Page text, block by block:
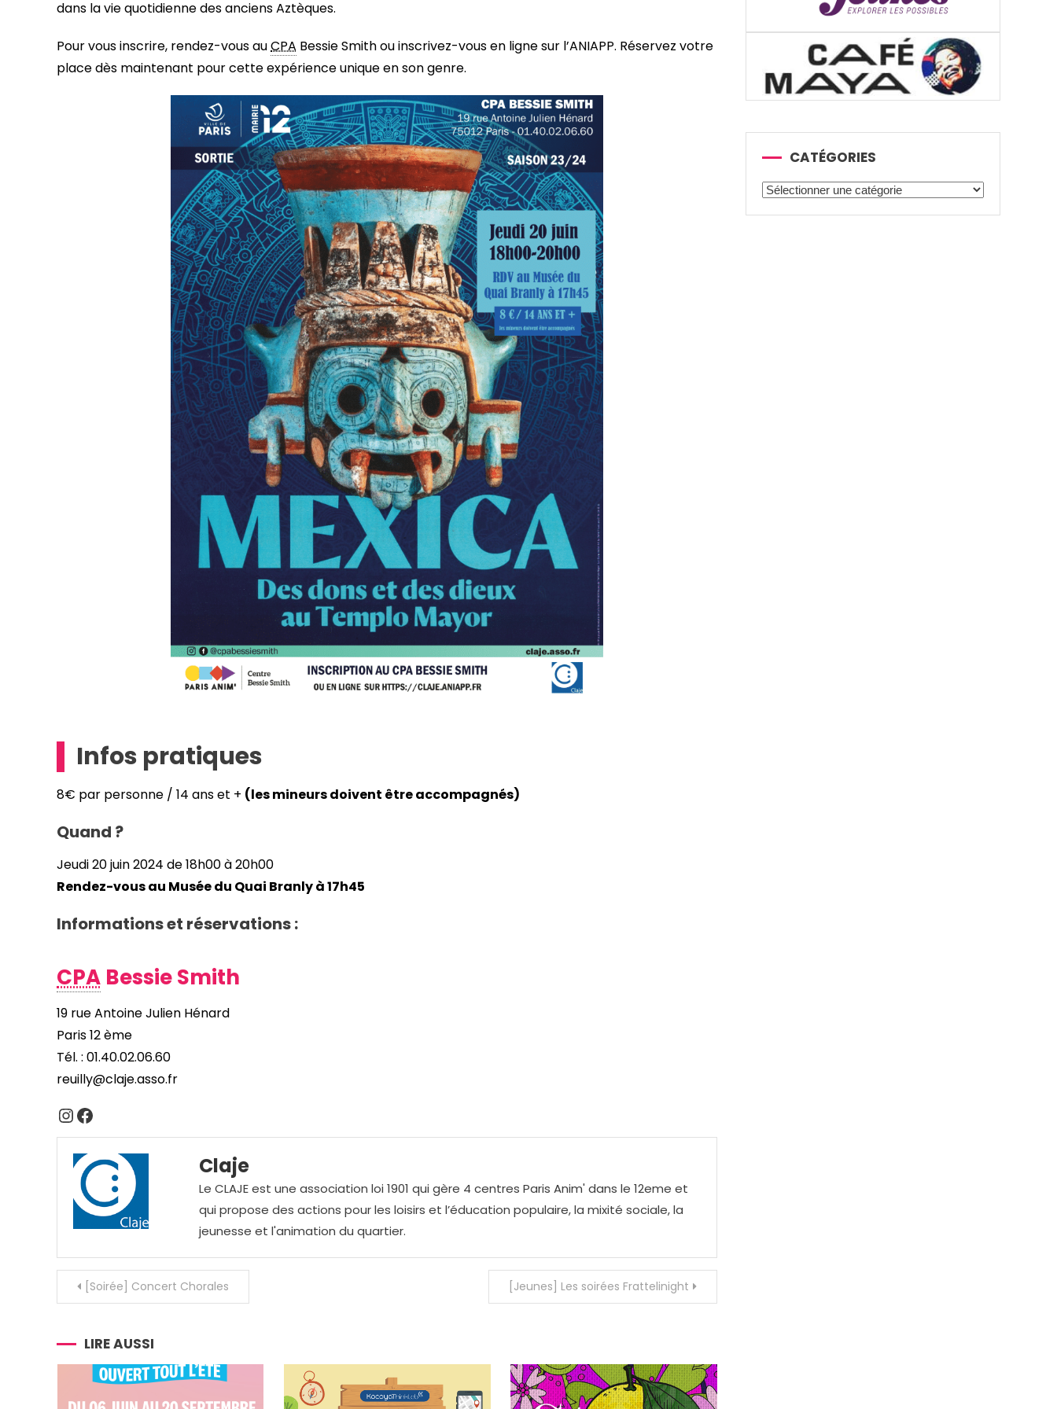
dans la vie quotidienne des anciens Aztèques.
Pour vous inscrire, rendez-vous auCPA Bessie Smith ou inscrivez-vous en ligne sur l’ANIAPP. Réservez votre
place dès maintenant pour cette expérience unique en son genre.
Infos pratiques
8€ par personne / 14 ans et + (les mineurs doivent être accompagnés)
Quand ?
Jeudi 20 juin 2024 de 18h00 à 20h00
Rendez-vous au Musée du Quai Branly à 17h45
Informations et réservations :
CPA Bessie Smith
19 rue Antoine Julien Hénard
Paris 12 ème
Tél. : 01.40.02.06.60
reuilly@claje.asso.fr
Instagram
Facebook
Claje
Le CLAJE est une association loi 1901 qui gère 4 centres Paris Anim' dans le 12eme et
qui propose des actions pour les loisirs et l’éducation populaire, la mixité sociale, la
jeunesse et l'animation du quartier.
Navigation
de
l’article
[Soirée] Concert Chorales [Jeunes] Les soirées Frattelinight
LIRE AUSSI
CATÉGORIES
Catégories